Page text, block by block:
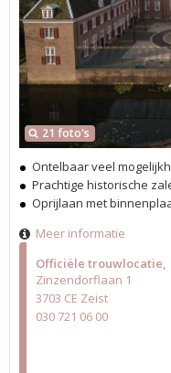
Officiële trouwlocatie
Zinzendorflaan 1
3703 CE Zeist
030 721 06 00
21 foto's
Ontelbaar veel
Prachtige historische
Oprijlaan met
Meer informatie